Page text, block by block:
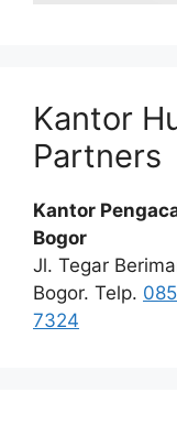
Kantor
Partners
Kantor
Bogor
Jl. Tegar
Bogor. Telp.
7324